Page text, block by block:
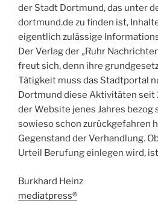
der Stadt Dortmund, das unter
dortmund.de zu finden ist,
eigentlich zulässige
Der Verlag der „Ruhr
freut sich, denn ihre
Tätigkeit muss das Stadtportal
Dortmund diese Aktivitäten seit
der Website jenes Jahres bezog
sowieso schon zurückgefahren
Gegenstand der Verhandlung.
Urteil Berufung einlegen wird,
Burkhard Heinz
mediatpress®